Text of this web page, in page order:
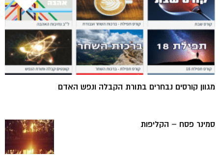
מגוון קורסים נבחרים בתורת הקבלה ונפש האדם
סמינר פסח – הקליפות